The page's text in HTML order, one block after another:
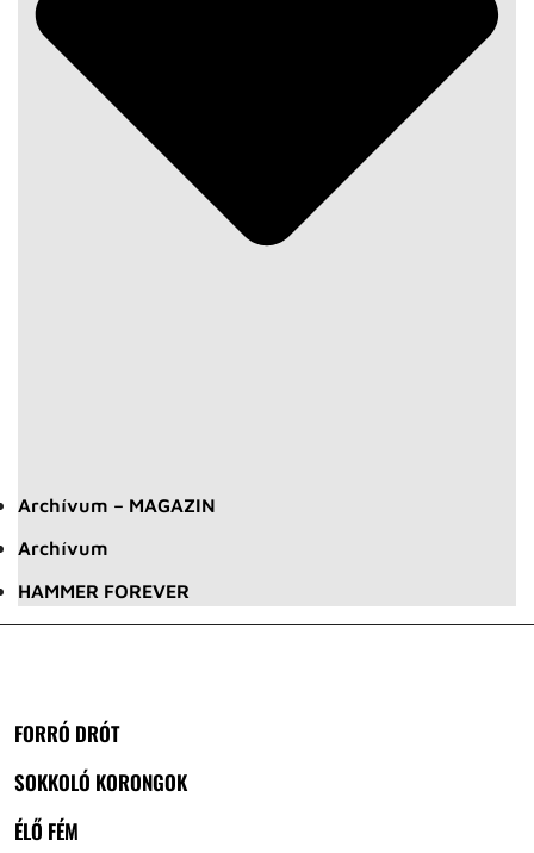
Archívum – MAGAZIN
Archívum
HAMMER FOREVER
FORRÓ DRÓT
SOKKOLÓ KORONGOK
ÉLŐ FÉM